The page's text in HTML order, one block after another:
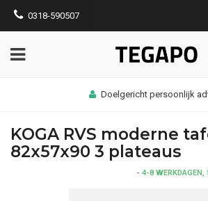
0318-590507
Doelgericht persoonlijk
KOGA RVS moderne
82x57x90 3 plateaus
- 4-8 WERKDAGEN,